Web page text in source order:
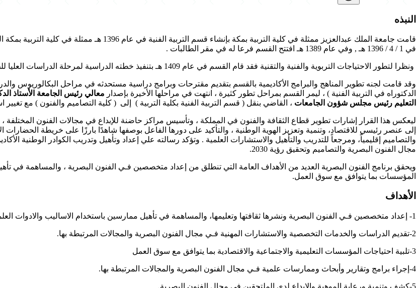
النبذه
قامت جامعة الملك عبدالعزيز ممثلة في كلية التربية بمكة بإنشاء قسم التربية الفنية في عام 1396 هـ ممثلة في كلية التربية بمكة المكرمة بإنشاء قسم التربية الفنية في عام 1396 هـ , في جلسة الرابعة المنعقدة
في 1 / 4 / 1396 هـ , وفي عام 1389 هـ افتتح القسم فرعا له في مقر الطالبات .
ونظرا لتطور الاحتياجات التربوية والفنية والتقنية فقد قام القسم في عام 1409 هـ بتنفيذ خطته الدراسية لمرحلة الدراسات العليا للطلبة والطالبات وذلك في مختلف مجالات التربية الفنية النظرية والتطبيقية .
وقد قامت لجنه تطوير المناهج والبرامج الأكاديمية بالقسم بتقديم مقترحات وبرامج دراسية مستحدثه في مراحل البكالوريوس
الدكتوراه في التربية الفنية ) ، ليمر القسم بمراحل تطور كثيرة ، انتهت في مراحلها الأخيرة بإصدار معالي رئيس الجامعة الأستاذ
التعليم رئيس مجلس شؤون الجامعات ، القاضي بنقل ( قسم التربية الفنية بكلية التربية ) إلى ( كلية التصاميم والفنون ) مع
ليعكس هذا القرار إشارات تطوير قطاع الثقافة والفنون في المملكة ، وتأسيس مراكز حاضنة للإبداع في مجالات الفنون المختلفة ،
إلى عنصر رئيسي للاقتصاد، وتنمية وتعزيز الهوية الوطنية ، والتأكيد على دورها الفاعل بوصفها شاهدًا بارزًا على خريطة الحضارات
والتصاميم إقليمياً، ومرجعاً للتدريب والتأهيل والاستشارات العلمية . وتؤكد رسالته علي إعداد وتأهيل وتدريب الكوادر الوطنية
مجال الفنون البصرية والتصاميم وتحقيق رؤية 2030.
ويحقق برنامج الفنون البصرية العديد من الأهداف العامة التي تنطلق من إعداد متخصصين فـي الفنون البصرية ، والمساهمة في
المؤسسات بما يتوافق مع سوق العمل.
الأهداف
1- إعداد متخصصين فـي الفنون البصرية ونشرها ثقافتها وتعليمها، والمساهمة في تأهيل ممارسين باستخدام الاساليب والادوات العلمية الحديثة
2-تقديم الدراسات والخدمات التخصصية والاستشارات المهنية فـي مجال الفنون البصرية والمجالات المرتبطة بها.
3-تلبية احتياجات المؤسسات التعليمية والاجتماعية والاقتصادية بما يتوافق مع سوق العمل
4-إجراء برامج وتقارير وأبحاث وممارسات علمية فـي مجال الفنون البصرية والمجالات المرتبطة بها.
5-كشف وتنمية ورعاية الموهبة والإبداع لدى الملتحقين فِي مجال الفنون البصرية.